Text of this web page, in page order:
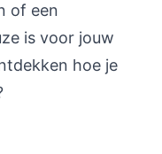
of een
is voor jouw
hoe je